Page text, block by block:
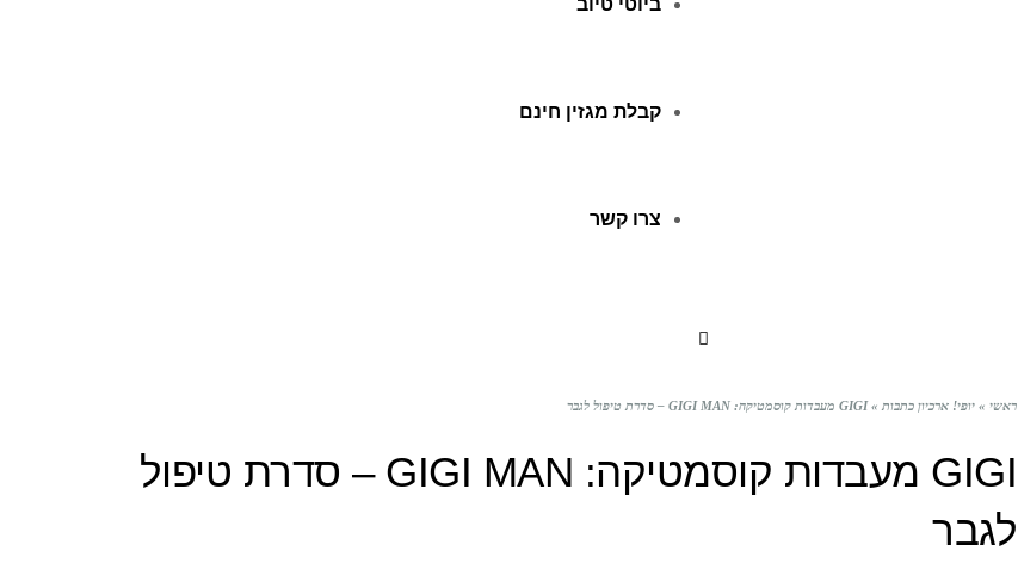
ביוטי טיוב
קבלת מגזין חינם
צרו קשר
ראשי » יופי! ארכיון כתבות » GIGI מעבדות קוסמטיקה: GIGI MAN – סדרת טיפול לגבר
GIGI מעבדות קוסמטיקה: GIGI MAN – סדרת טיפול
לגבר